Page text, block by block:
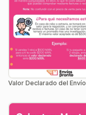
Valor Declarado del Envío